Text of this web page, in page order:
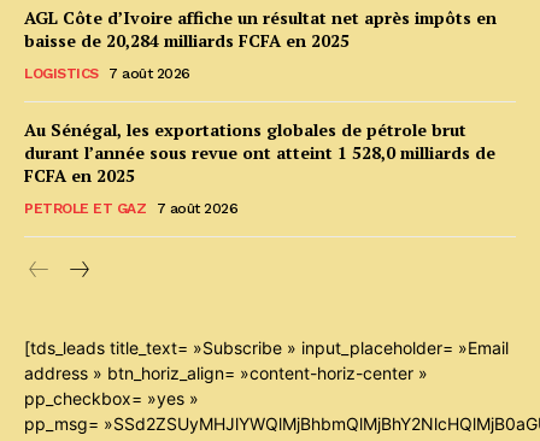
AGL Côte d’Ivoire affiche un résultat net après impôts en
baisse de 20,284 milliards FCFA en 2025
LOGISTICS 7 août 2026
Au Sénégal, les exportations globales de pétrole brut
durant l’année sous revue ont atteint 1 528,0 milliards de
FCFA en 2025
PETROLE ET GAZ 7 août 2026
[tds_leads title_text= »Subscribe » input_placeholder= »Email
address » btn_horiz_align= »content-horiz-center »
pp_checkbox= »yes »
pp_msg=